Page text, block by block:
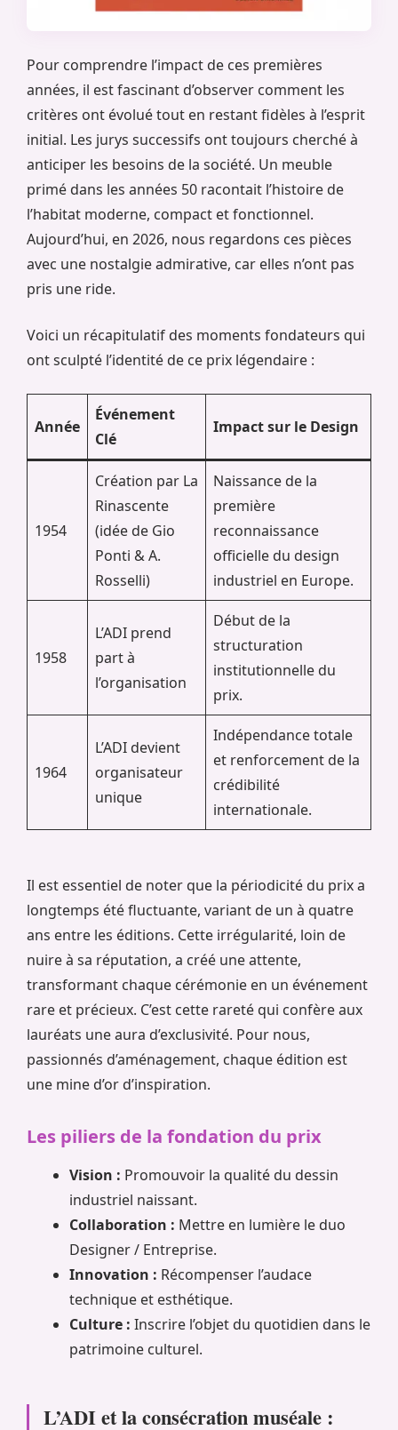
Pour comprendre l’impact de ces premières
années, il est fascinant d’observer comment les
critères ont évolué tout en restant fidèles à l’esprit
initial. Les jurys successifs ont toujours cherché à
anticiper les besoins de la société. Un meuble
primé dans les années 50 racontait l’histoire de
l’habitat moderne, compact et fonctionnel.
Aujourd’hui, en 2026, nous regardons ces pièces
avec une nostalgie admirative, car elles n’ont pas
pris une ride.
Voici un récapitulatif des moments fondateurs qui
ont sculpté l’identité de ce prix légendaire :
Année
Événement
Clé
Impact sur le Design
1954
Création par La
Rinascente
(idée de Gio
Ponti & A.
Rosselli)
Naissance de la
première
reconnaissance
officielle du design
industriel en Europe.
1958
L’ADI prend
part à
l’organisation
Début de la
structuration
institutionnelle du
prix.
1964
L’ADI devient
organisateur
unique
Indépendance totale
et renforcement de la
crédibilité
internationale.
Il est essentiel de noter que la périodicité du prix a
longtemps été fluctuante, variant de un à quatre
ans entre les éditions. Cette irrégularité, loin de
nuire à sa réputation, a créé une attente,
transformant chaque cérémonie en un événement
rare et précieux. C’est cette rareté qui confère aux
lauréats une aura d’exclusivité. Pour nous,
passionnés d’aménagement, chaque édition est
une mine d’or d’inspiration.
Les piliers de la fondation du prix
Vision : Promouvoir la qualité du dessin
industriel naissant.
Collaboration : Mettre en lumière le duo
Designer / Entreprise.
Innovation : Récompenser l’audace
technique et esthétique.
Culture : Inscrire l’objet du quotidien dans le
patrimoine culturel.
L’ADI et la consécration muséale :